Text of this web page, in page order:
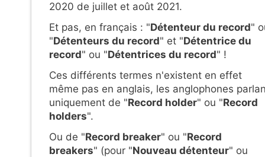
2020 de juillet et août 2021.
Et pas, en français : "Détenteur du record"
"Détenteurs du record" et "Détentrice du
record" ou "Détentrices du record" !
Ces différents termes n'existent en effet
même pas en anglais, les anglophones
uniquement de "Record holder" ou "Record
holders".
Ou de "Record breaker" ou "Record
breakers" (pour "Nouveau détenteur" ou